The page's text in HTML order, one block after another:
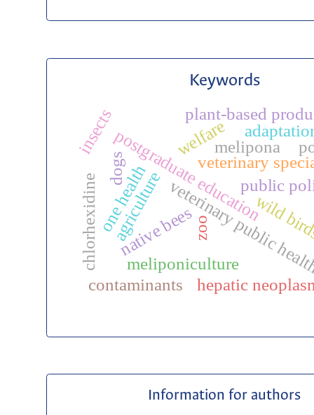
Keywords
veterinary
postgraduate education
one health veterinary public
native bees
agriculture public
meliponiculture
hepatic
wild
zoo
contaminants
melipona
chlorhexidine
welfare
plant-based
insects
dogs
Information for authors